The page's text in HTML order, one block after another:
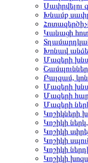
Սափրվելու
Խնամք
Կանացի
Խոնավ
Մազերի
Շամպուններ
Բալզամ,
Մազերի
Մազերի
Մազերի
Կոշիկների
Կոշիկի
Կոշիկի
Կոշիկի
Կոշիկի
Կոշիկի